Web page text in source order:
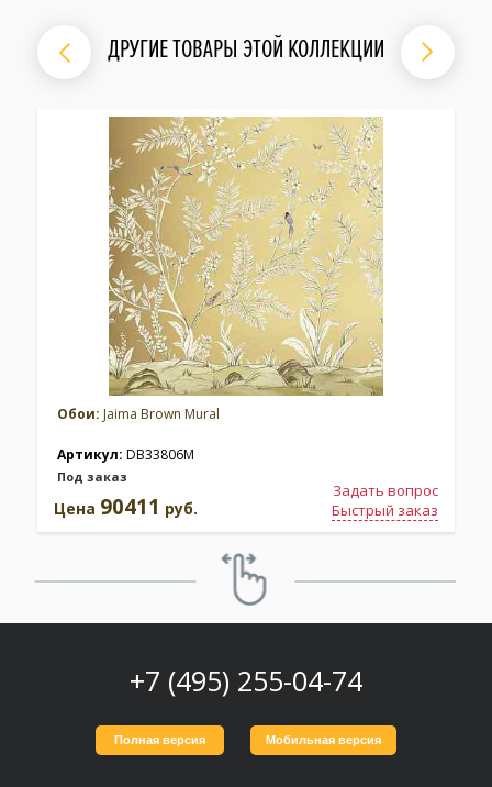
ДРУГИЕ ТОВАРЫ ЭТОЙ КОЛЛЕКЦИИ
Обои: Jaima Brown Mural
Артикул: DB33806M
Под заказ
Задать вопрос
Быстрый заказ
Цена 90411 руб.
+7 (495) 255-04-74
Полная версия Мобильная версия